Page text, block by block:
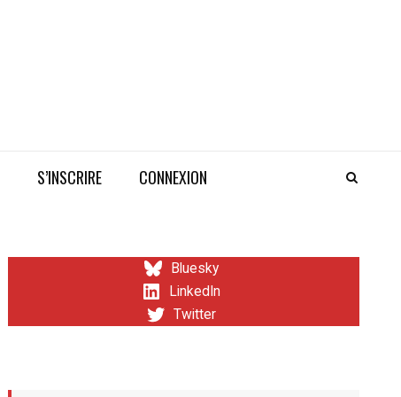
S’INSCRIRE CONNEXION
Bluesky
LinkedIn
Twitter